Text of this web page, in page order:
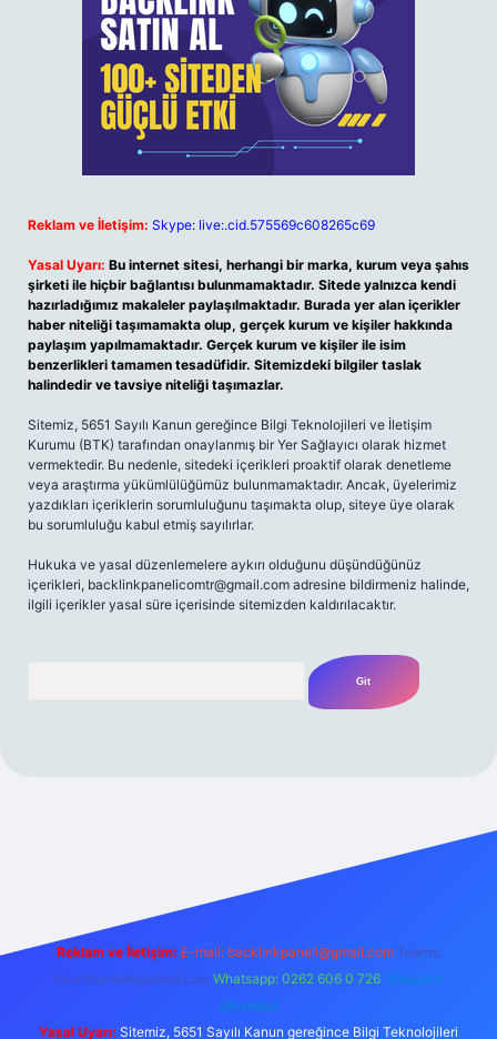
Reklam ve İletişim: Skype: live:.cid.575569c608265c69
Yasal Uyarı: Bu internet sitesi, herhangi bir marka, kurum veya şahıs
şirketi ile hiçbir bağlantısı bulunmamaktadır. Sitede yalnızca kendi
hazırladığımız makaleler paylaşılmaktadır. Burada yer alan içerikler
haber niteliği taşımamakta olup, gerçek kurum ve kişiler hakkında
paylaşım yapılmamaktadır. Gerçek kurum ve kişiler ile isim
benzerlikleri tamamen tesadüfidir. Sitemizdeki bilgiler taslak
halindedir ve tavsiye niteliği taşımazlar.
Sitemiz, 5651 Sayılı Kanun gereğince Bilgi Teknolojileri ve İletişim
Kurumu (BTK) tarafından onaylanmış bir Yer Sağlayıcı olarak hizmet
vermektedir. Bu nedenle, sitedeki içerikleri proaktif olarak denetleme
veya araştırma yükümlülüğümüz bulunmamaktadır. Ancak, üyelerimiz
yazdıkları içeriklerin sorumluluğunu taşımakta olup, siteye üye olarak
bu sorumluluğu kabul etmiş sayılırlar.
Hukuka ve yasal düzenlemelere aykırı olduğunu düşündüğünüz
içerikleri, backlinkpanelicomtr@gmail.com adresine bildirmeniz halinde,
ilgili içerikler yasal süre içerisinde sitemizden kaldırılacaktır.
m elexbet
Reklam ve İletişim: E-mail: backlinkpaneli@gmail.com Teams:
forumhizmeti@gmail.com Whatsapp: 0262 606 0 726 Telegram:
@karabul
Yasal Uyarı: Sitemiz, 5651 Sayılı Kanun gereğince Bilgi Teknolojileri